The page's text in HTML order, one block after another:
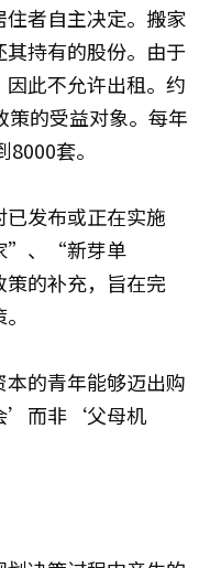
者自主决定。搬家
持有的股份。由于
此不允许出租。约
策的受益对象。每年
套。
发布或正在实施
”、“新芽单
的补充，旨在完
的青年能够迈出购
’而非‘父母机